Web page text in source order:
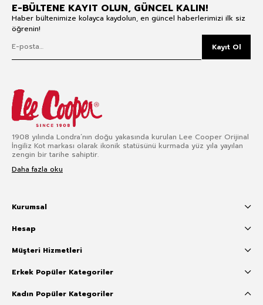
E-BÜLTENE KAYIT OLUN, GÜNCEL KALIN!
Haber bültenimize kolayca kaydolun, en güncel haberlerimizi ilk siz
öğrenin!
Kayıt Ol
1908 yılında Londra’nın doğu yakasında kurulan Lee Cooper Orijinal
İngiliz Kot markası olarak ikonik statüsünü kurmada yüz yıla yayılan
zengin bir tarihe sahiptir.
Daha fazla oku
Kurumsal
Hesap
Müşteri Hizmetleri
Erkek Popüler Kategoriler
Kadın Popüler Kategoriler